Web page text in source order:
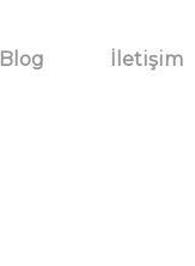
Blog İletişim